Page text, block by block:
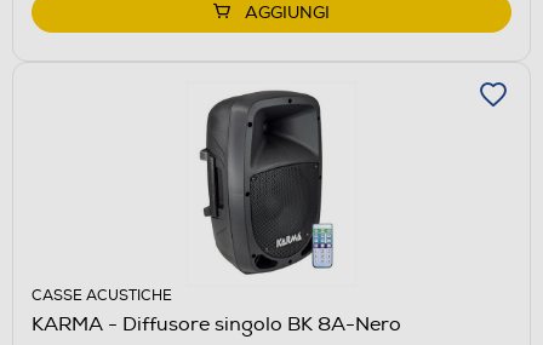
AGGIUNGI
CASSE ACUSTICHE
KARMA - Diffusore singolo BK 8A-Nero